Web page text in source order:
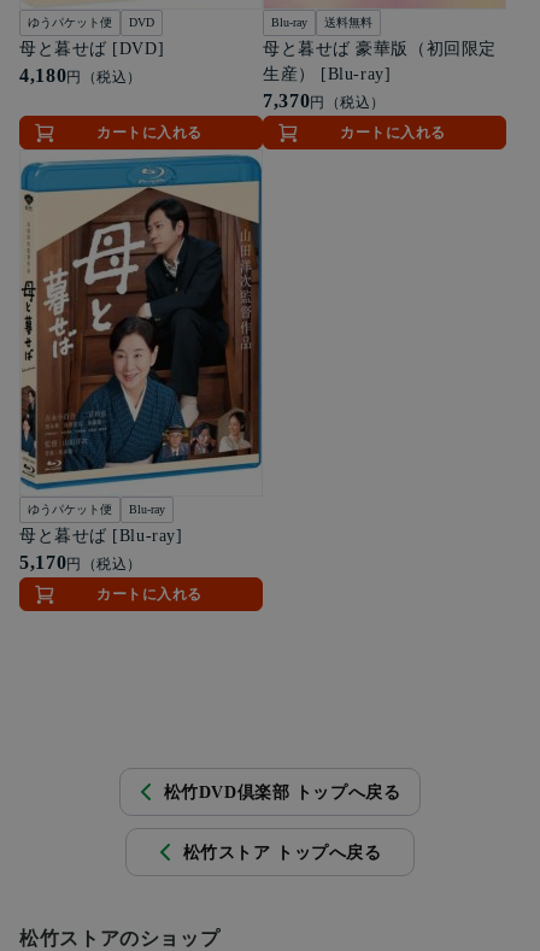
ゆうパケット便 DVD
母と暮せば [DVD]
4,180円（税込）
カートに入れる
Blu-ray 送料無料
母と暮せば 豪華版（初回限定
生産） [Blu-ray]
7,370円（税込）
カートに入れる
ゆうパケット便 Blu-ray
母と暮せば [Blu-ray]
5,170円（税込）
カートに入れる
松竹DVD倶楽部 トップへ戻る
松竹ストア トップへ戻る
松竹ストアのショップ